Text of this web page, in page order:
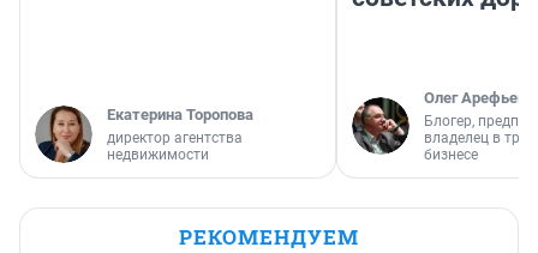
Екатерина Торопова
директор агентства
недвижимости
Олег Арефьев
Блогер,
владелец в
бизнесе
РЕКОМЕНДУЕМ